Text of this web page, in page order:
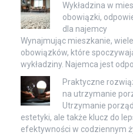
Wykładzina w
obowiązki,
dla najemcy
Wynajmując mieszkanie,
obowiązków, które
wykładziny. Najemca jest
Praktyczne
na utrzymanie
Utrzymanie
estetyki, ale także klucz do
efektywności w codziennym